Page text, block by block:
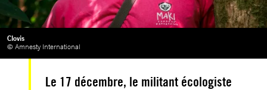
Clovis
© Amnesty International
Le 17 décembre, le militant écologiste